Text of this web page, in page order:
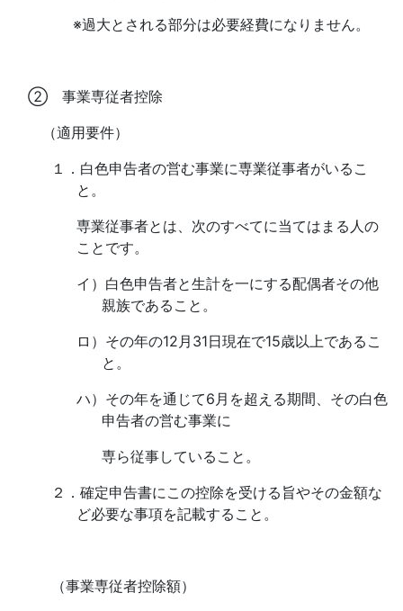
※過大とされる部分は必要経費になりません。
② 事業専従者控除
（適用要件）
１． 白色申告者の営む事業に専業従事者がいるこ
と。
専業従事者とは、次のすべてに当てはまる人の
ことです。
イ） 白色申告者と生計を一にする配偶者その他
親族であること。
ロ） その年の12 月 31日現在で15歳以上であるこ
と。
ハ） その年を通じて6 月を超える期間、その白色
申告者の営む事業に
専ら従事していること。
２． 確定申告書にこの控除を受ける旨やその金額な
ど必要な事項を記載すること。
（事業専従者控除額）